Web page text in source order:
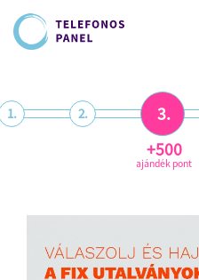
1. 2.
3.
+500
ajándék pont